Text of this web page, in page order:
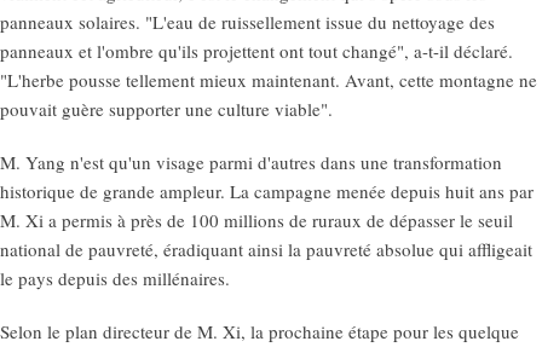
panneaux solaires. "L'eau de ruissellement issue du nettoyage des
panneaux et l'ombre qu'ils projettent ont tout changé", a-t-il déclaré.
"L'herbe pousse tellement mieux maintenant. Avant, cette montagne ne
pouvait guère supporter une culture viable".
M. Yang n'est qu'un visage parmi d'autres dans une transformation
historique de grande ampleur. La campagne menée depuis huit ans par
M. Xi a permis à près de 100 millions de ruraux de dépasser le seuil
national de pauvreté, éradiquant ainsi la pauvreté absolue qui affligeait
le pays depuis des millénaires.
Selon le plan directeur de M. Xi, la prochaine étape pour les quelque